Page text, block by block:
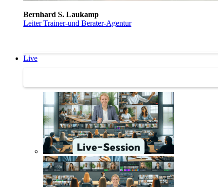
Bernhard S. Laukamp
Leiter Trainer-und Berater-Agentur
Live